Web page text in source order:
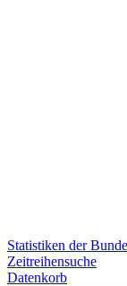
Statistiken der
Zeitreihensuche
Datenkorb